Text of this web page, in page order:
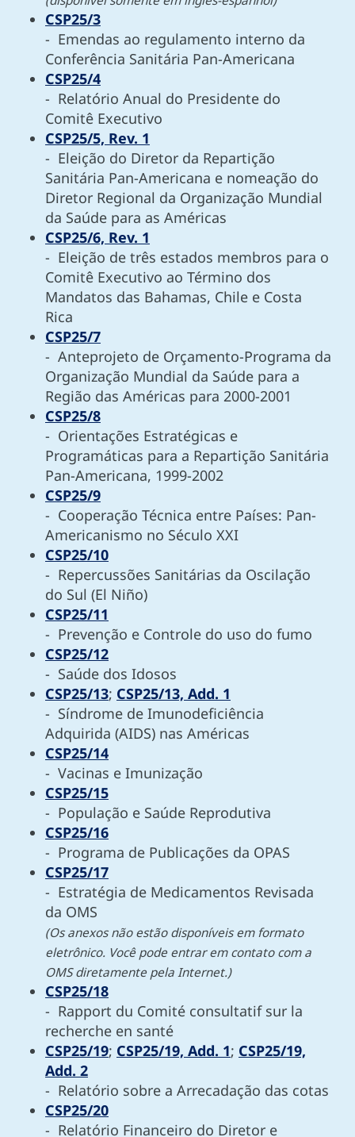
CSP25/3
- Emendas ao regulamento interno da
Conferência Sanitária Pan-Americana
CSP25/4
- Relatório Anual do Presidente do
Comitê Executivo
CSP25/5, Rev. 1
- Eleição do Diretor da Repartição
Sanitária Pan-Americana e nomeação do
Diretor Regional da Organização Mundial
da Saúde para as Américas
CSP25/6, Rev. 1
- Eleição de três estados membros para o
Comitê Executivo ao Término dos
Mandatos das Bahamas, Chile e Costa
Rica
CSP25/7
- Anteprojeto de Orçamento-Programa da
Organização Mundial da Saúde para a
Região das Américas para 2000-2001
CSP25/8
- Orientações Estratégicas e
Programáticas para a Repartição Sanitária
Pan-Americana, 1999-2002
CSP25/9
- Cooperação Técnica entre Países: Pan-
Americanismo no Século XXI
CSP25/10
- Repercussões Sanitárias da Oscilação
do Sul (El Niño)
CSP25/11
- Prevenção e Controle do uso do fumo
CSP25/12
- Saúde dos Idosos
CSP25/13; CSP25/13, Add. 1
- Síndrome de Imunodeficiência
Adquirida (AIDS) nas Américas
CSP25/14
- Vacinas e Imunização
CSP25/15
- População e Saúde Reprodutiva
CSP25/16
- Programa de Publicações da OPAS
CSP25/17
- Estratégia de Medicamentos Revisada
da OMS
(Os anexos não estão disponíveis em formato
eletrônico. Você pode entrar em contato com a
OMS diretamente pela Internet.)
CSP25/18
- Rapport du Comité consultatif sur la
recherche en santé
CSP25/19; CSP25/19, Add. 1; CSP25/19,
Add. 2
- Relatório sobre a Arrecadação das cotas
CSP25/20
- Relatório Financeiro do Diretor e